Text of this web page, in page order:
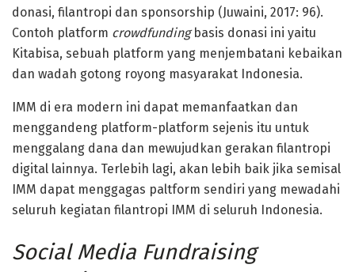
donasi, filantropi dan sponsorship (Juwaini, 2017: 96).
Contoh platform crowdfundingbasis donasi ini yaitu
Kitabisa, sebuah platform yang menjembatani kebaikan
dan wadah gotong royong masyarakat Indonesia.
IMM di era modern ini dapat memanfaatkan dan
menggandeng platform-platform sejenis itu untuk
menggalang dana dan mewujudkan gerakan filantropi
digital lainnya. Terlebih lagi, akan lebih baik jika semisal
IMM dapat menggagas paltform sendiri yang mewadahi
seluruh kegiatan filantropi IMM di seluruh Indonesia.
Social Media Fundraising